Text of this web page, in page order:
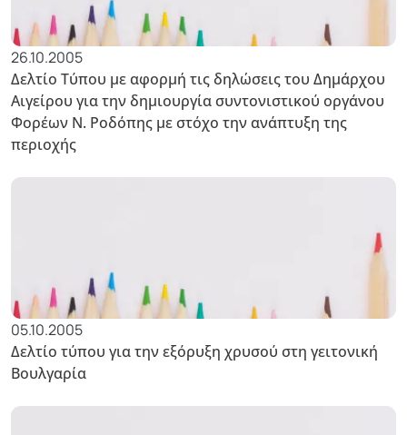
26.10.2005
Δελτίο Τύπου με αφορμή τις δηλώσεις του Δημάρχου
Αιγείρου για την δημιουργία συντονιστικού οργάνου
Φορέων Ν. Ροδόπης με στόχο την ανάπτυξη της
περιοχής
05.10.2005
Δελτίο τύπου για την εξόρυξη χρυσού στη γειτονική
Βουλγαρία